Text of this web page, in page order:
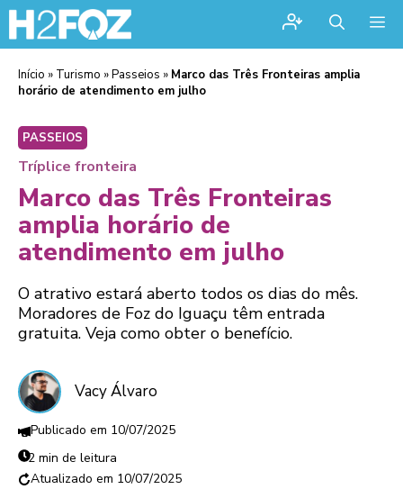
Início » Turismo »Passeios » Marco das Três Fronteiras amplia
horário de atendimento em julho
PASSEIOS
Tríplice fronteira
Marco das Três Fronteiras
amplia horário de
atendimento em julho
O atrativo estará aberto todos os dias do mês.
Moradores de Foz do Iguaçu têm entrada
gratuita. Veja como obter o benefício.
Vacy Álvaro
10/07/2025
2 min de leitura
10/07/2025